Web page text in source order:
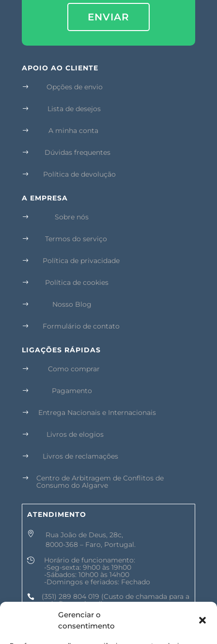
Gerenciar o
consentimento
ENVIAR
APOIO AO CLIENTE
$ Opções de envio
$ Lista de desejos
$ A minha conta
$ Dúvidas frequentes
$ Política de devolução
A EMPRESA
$ Sobre nós
$ Termos do serviço
$ Política de privacidade
$ Política de cookies
$ Nosso Blog
$ Formulário de contato
LIGAÇÕES RÁPIDAS
$ Como comprar
$ Pagamento
$ Entrega Nacionais e Internacionais
$ Livros de elogios
$ Livros de reclamações
$
Centro de Arbitragem de Conflitos de
Consumo do Algarve
ATENDIMENTO

Rua João de Deus, 28c,
8000-368 – Faro, Portugal.

Horário de funcionamento:
-Seg-sexta: 9h00 às 19h00
-Sábados: 10h00 às 14h00
-Domingos e feriados: Fechado
 (351) 289 804 019 (Custo de chamada para a
rede fixa nacional)
geral@shalomnature.com